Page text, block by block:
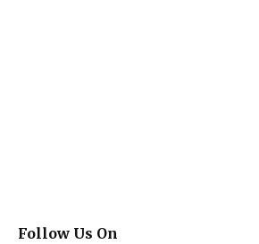
Follow Us On